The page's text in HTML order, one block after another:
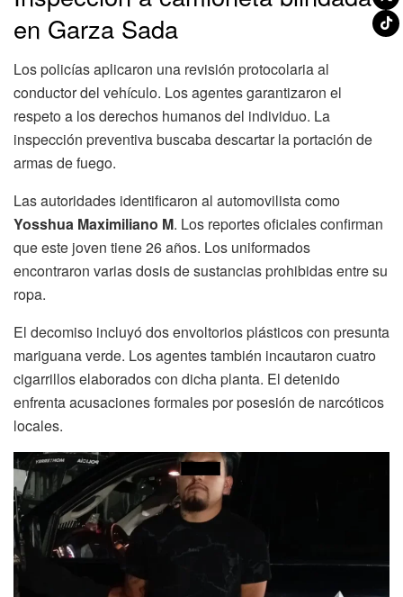
en Garza Sada
Los policías aplicaron una revisión protocolaria al
conductor del vehículo. Los agentes garantizaron el
respeto a los derechos humanos del individuo. La
inspección preventiva buscaba descartar la portación de
armas de fuego.
Las autoridades identificaron al automovilista como
Yosshua Maximiliano M. Los reportes oficiales confirman
que este joven tiene 26 años. Los uniformados
encontraron varias dosis de sustancias prohibidas entre su
ropa.
El decomiso incluyó dos envoltorios plásticos con presunta
mariguana verde. Los agentes también incautaron cuatro
cigarrillos elaborados con dicha planta. El detenido
enfrenta acusaciones formales por posesión de narcóticos
locales.